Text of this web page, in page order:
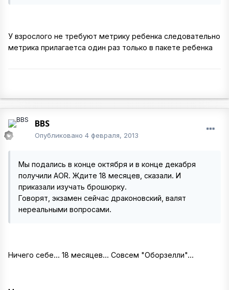
У взрослого не требуют метрику ребенка следовательно
метрика прилагаетса один раз только в пакете ребенка
BBS
Опубликовано 4 февраля, 2013
Мы подались в конце октября и в конце декабря
получили AOR. Ждите 18 месяцев, сказали. И
приказали изучать брошюрку.
Говорят, экзамен сейчас драконовский, валят
нереальными вопросами.
Ничего себе... 18 месяцев... Совсем "Оборзелли"...